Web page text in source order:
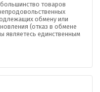
товаров
обмену или
(отказ в обмене
являетесь единственным